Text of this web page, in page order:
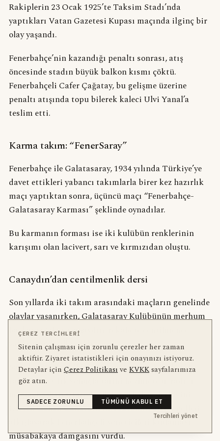
Rakiplerin 23 Ocak 1925’te Taksim Stadı’nda
yaptıkları Vatan Gazetesi Kupası maçında ilginç bir
olay yaşandı.
Fenerbahçe’nin kazandığı penaltı sonrası, atış
öncesinde stadın büyük balkon kısmı çöktü.
Fenerbahçeli Cafer Çağatay, bu gelişme üzerine
penaltı atışında topu bilerek kaleci Ulvi Yanal’a
teslim etti.
Karma takım: “FenerSaray”
Fenerbahçe ile Galatasaray, 1934 yılında Türkiye’ye
davet ettikleri yabancı takımlarla birer kez hazırlık
maçı yaptıktan sonra, üçüncü maçı “Fenerbahçe-
Galatasaray Karması” şeklinde oynadılar.
Bu karmanın forması ise iki kulübün renklerinin
karışımı olan lacivert, sarı ve kırmızıdan oluştu.
Canaydın’dan centilmenlik dersi
Son yıllarda iki takım arasındaki maçların genelinde
olaylar yaşanırken, Galatasaray Kulübünün merhum
başkanı Özhan Canaydın, rekabete centilmence
yaklaşımıyla alkış aldı.
Sarı-kırmızılı ekibin 6 Kasım 2002’de Kadıköy’de
rakibine 6-0’lık sonuçla tarihi hezimete uğradığı
maçta, başkan sıfatıyla ilk Fenerbahçe derbisini
izleyen Özhan Canaydın’ın, rakibinin attığı golleri
alkışlayarak Fenerbahçeli yöneticileri kutlaması,
müsabakaya damgasını vurdu.
ÇEREZ TERCIHLERI
Sitenin çalışması için zorunlu çerezler her zaman
aktiftir. Ziyaret istatistikleri için onayınızı istiyoruz.
Detaylar için Çerez Politikasıve KVKKsayfalarımıza
göz atın.
SADECE ZORUNLU
TÜMÜNÜ KABUL ET
Tercihleri yönet